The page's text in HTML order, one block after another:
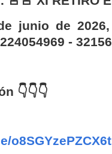
junio de 2026,
-
👇👇👇